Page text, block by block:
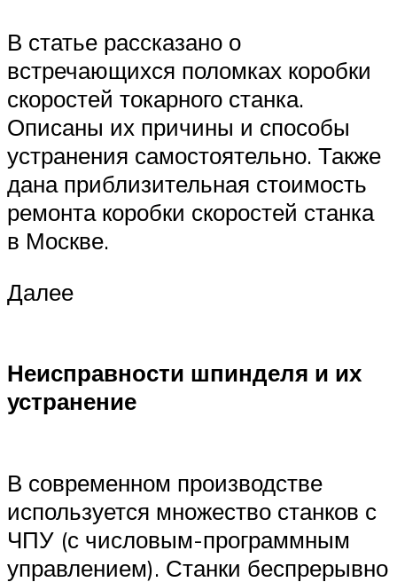
В статье рассказано о
встречающихся поломках коробки
скоростей токарного станка.
Описаны их причины и способы
устранения самостоятельно. Также
дана приблизительная стоимость
ремонта коробки скоростей станка
в Москве.
Далее
Неисправности шпинделя и их
устранение
В современном производстве
используется множество станков с
ЧПУ (с числовым-программным
управлением). Станки беспрерывно